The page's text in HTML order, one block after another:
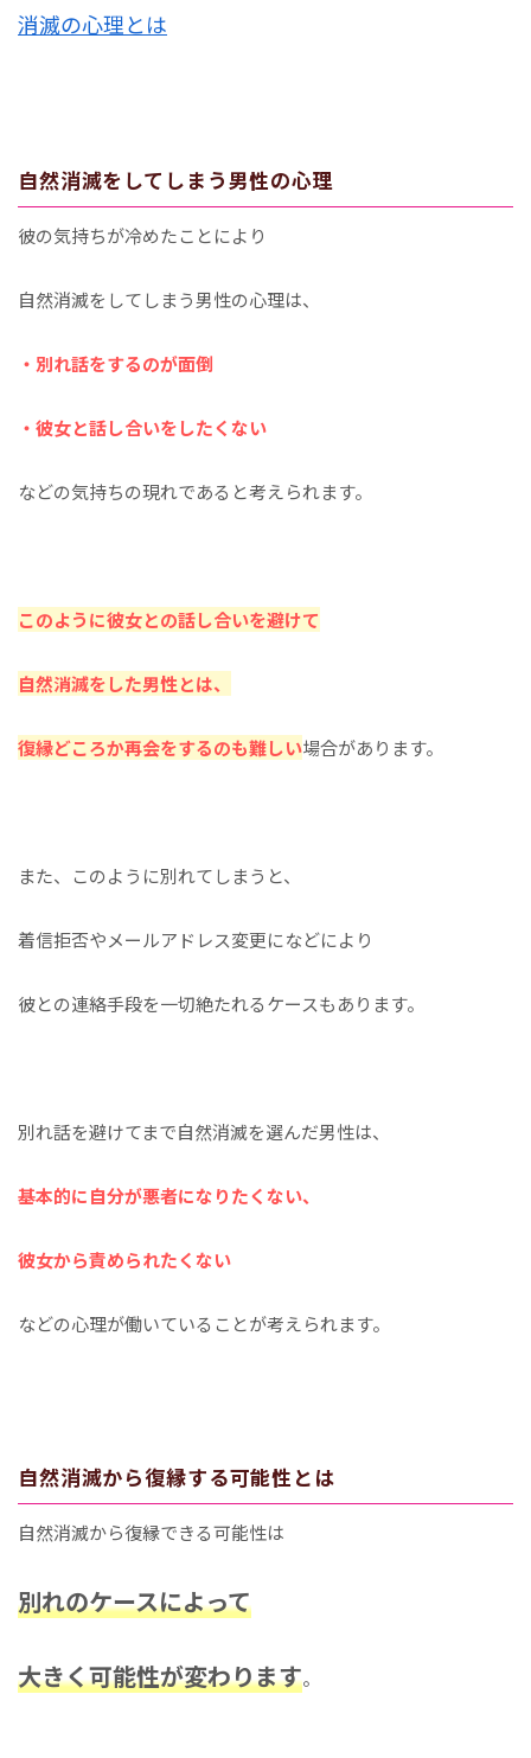
消滅の心理とは
自然消滅をしてしまう男性の心理
彼の気持ちが冷めたことにより
自然消滅をしてしまう男性の心理は、
・別れ話をするのが面倒
・彼女と話し合いをしたくない
などの気持ちの現れであると考えられます。
このように彼女との話し合いを避けて
自然消滅をした男性とは、
復縁どころか再会をするのも難しい場合があります。
また、このように別れてしまうと、
着信拒否やメールアドレス変更になどにより
彼との連絡手段を一切絶たれるケースもあります。
別れ話を避けてまで自然消滅を選んだ男性は、
基本的に自分が悪者になりたくない、
彼女から責められたくない
などの心理が働いていることが考えられます。
自然消滅から復縁する可能性とは
自然消滅から復縁できる可能性は
別れのケースによって
大きく可能性が変わります。